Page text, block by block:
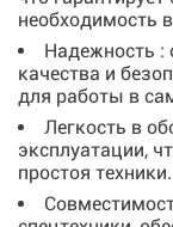
необходимость
Надежность :
качества и
для работы в
Легкость в
эксплуатации,
простоя техники.